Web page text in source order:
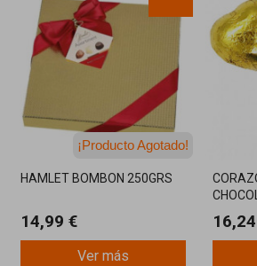
¡Última unidad!
¡Producto Agotado!
HAMLET BOMBON 250GRS
14,99 €
Ver más